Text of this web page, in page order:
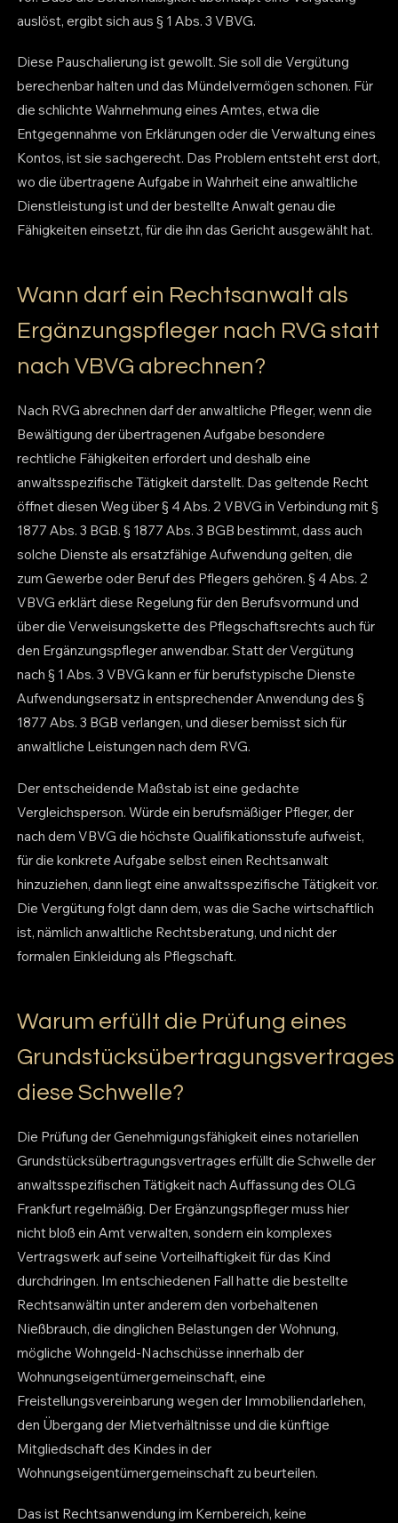
auslöst, ergibt sich aus § 1 Abs. 3 VBVG.
Diese Pauschalierung ist gewollt. Sie soll die Vergütung
berechenbar halten und das Mündelvermögen schonen. Für
die schlichte Wahrnehmung eines Amtes, etwa die
Entgegennahme von Erklärungen oder die Verwaltung eines
Kontos, ist sie sachgerecht. Das Problem entsteht erst dort,
wo die übertragene Aufgabe in Wahrheit eine anwaltliche
Dienstleistung ist und der bestellte Anwalt genau die
Fähigkeiten einsetzt, für die ihn das Gericht ausgewählt hat.
Wann darf ein Rechtsanwalt als
Ergänzungspfleger nach RVG statt
nach VBVG abrechnen?
Nach RVG abrechnen darf der anwaltliche Pfleger, wenn die
Bewältigung der übertragenen Aufgabe besondere
rechtliche Fähigkeiten erfordert und deshalb eine
anwaltsspezifische Tätigkeit darstellt. Das geltende Recht
öffnet diesen Weg über § 4 Abs. 2 VBVG in Verbindung mit §
1877 Abs. 3 BGB. § 1877 Abs. 3 BGB bestimmt, dass auch
solche Dienste als ersatzfähige Aufwendung gelten, die
zum Gewerbe oder Beruf des Pflegers gehören. § 4 Abs. 2
VBVG erklärt diese Regelung für den Berufsvormund und
über die Verweisungskette des Pflegschaftsrechts auch für
den Ergänzungspfleger anwendbar. Statt der Vergütung
nach § 1 Abs. 3 VBVG kann er für berufstypische Dienste
Aufwendungsersatz in entsprechender Anwendung des §
1877 Abs. 3 BGB verlangen, und dieser bemisst sich für
anwaltliche Leistungen nach dem RVG.
Der entscheidende Maßstab ist eine gedachte
Vergleichsperson. Würde ein berufsmäßiger Pfleger, der
nach dem VBVG die höchste Qualifikationsstufe aufweist,
für die konkrete Aufgabe selbst einen Rechtsanwalt
hinzuziehen, dann liegt eine anwaltsspezifische Tätigkeit vor.
Die Vergütung folgt dann dem, was die Sache wirtschaftlich
ist, nämlich anwaltliche Rechtsberatung, und nicht der
formalen Einkleidung als Pflegschaft.
Warum erfüllt die Prüfung eines
Grundstücksübertragungsvertrages
diese Schwelle?
Die Prüfung der Genehmigungsfähigkeit eines notariellen
Grundstücksübertragungsvertrages erfüllt die Schwelle der
anwaltsspezifischen Tätigkeit nach Auffassung des OLG
Frankfurt regelmäßig. Der Ergänzungspfleger muss hier
nicht bloß ein Amt verwalten, sondern ein komplexes
Vertragswerk auf seine Vorteilhaftigkeit für das Kind
durchdringen. Im entschiedenen Fall hatte die bestellte
Rechtsanwältin unter anderem den vorbehaltenen
Nießbrauch, die dinglichen Belastungen der Wohnung,
mögliche Wohngeld-Nachschüsse innerhalb der
Wohnungseigentümergemeinschaft, eine
Freistellungsvereinbarung wegen der Immobiliendarlehen,
den Übergang der Mietverhältnisse und die künftige
Mitgliedschaft des Kindes in der
Wohnungseigentümergemeinschaft zu beurteilen.
Das ist Rechtsanwendung im Kernbereich, keine